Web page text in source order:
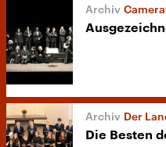
Der
Die Besten